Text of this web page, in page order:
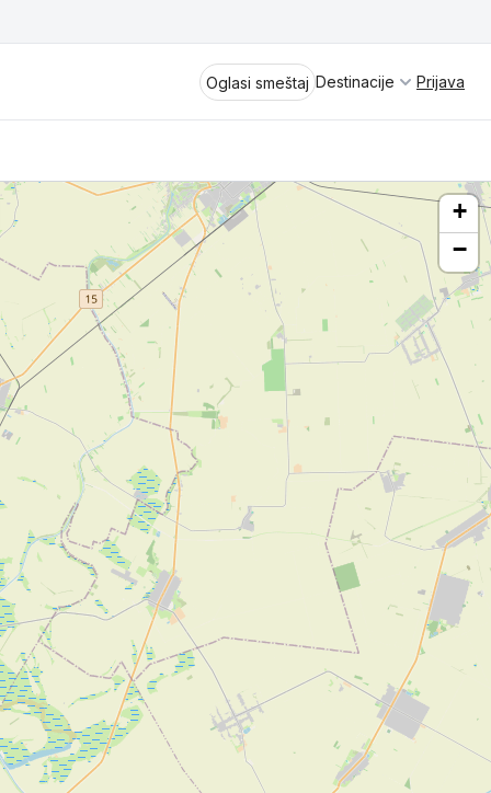
Oglasi smeštaj Destinacije
Divčibare
Vrnjačka Banja
Perućac
Kladovo
Aranđelovac
Šabac
Loznica
Sombor
Zaječar
Vrbas
Majdanpek
Spremite se za virtuelno putovanje
kroz jednu od najlepših zemalja
Evrope i sveta. Uživaćete u prikazima
planinskih masiva poput Tare i Šar-
planine, ali i u ravničarskim predelima
prostrane Vojvodine. Istraživanje
tradicije i kulturnog dobra Srbije
otkriće vam pravu narav srpskog
naroda, a slike lokalnih i tradicionalnih
specijaliteta osetićete i na svojim
nepcima.
Prijava
+
−